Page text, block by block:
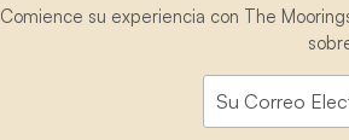
Comience su experiencia con The